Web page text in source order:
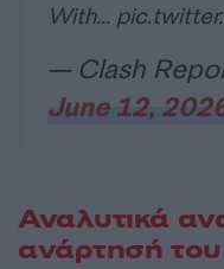
With…
— Clash
June 12,
Αναλυτικά
ανάρτησή του